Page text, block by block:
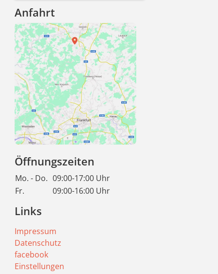
Anfahrt
Öffnungszeiten
Mo. - Do. 09:00-17:00 Uhr
Fr.
09:00-16:00 Uhr
Links
Impressum
Datenschutz
facebook
Einstellungen